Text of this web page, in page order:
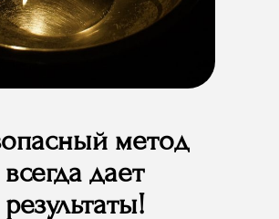
метод
всегда дает
результаты!